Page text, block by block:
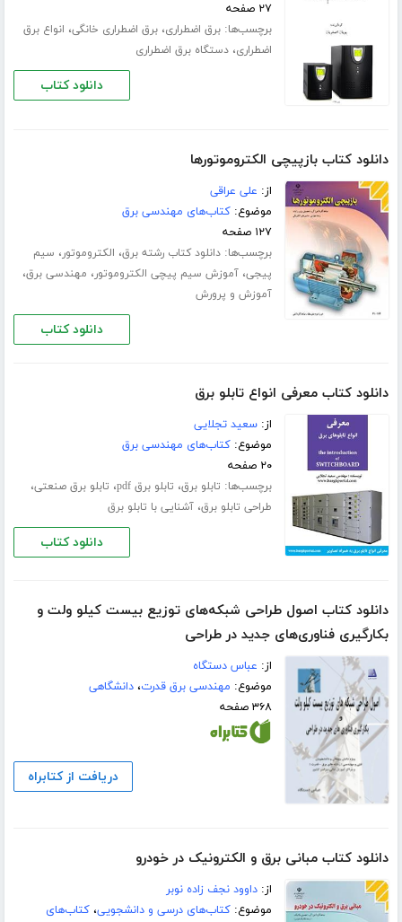
۲۷ صفحه
برچسب‌ها:برق اضطراری،برق اضطراری خانگی، انواع برق
اضطراری،دستگاه برق اضطراری
دانلود کتاب
دانلود کتاب بازپیچی الکتروموتورها
از: على عراقى
موضوع:کتاب‌های مهندسی برق
۱۲۷ صفحه
برچسب‌ها:دانلود کتاب رشته برق، الکتروموتور، سیم
پیجی،آموزش سیم پیچی الکتروموتور، مهندسی برق،
آموزش و پرورش
دانلود کتاب
دانلود کتاب معرفی انواع تابلو برق
از:سعید تجلایی
موضوع:کتاب‌های مهندسی برق
۲۰ صفحه
برچسب‌ها: تابلو برق، تابلو برق pdf ، تابلو برق صنعتی،
طراحی تابلو برق،آشنایی با تابلو برق
دانلود کتاب
دانلود کتاب اصول طراحی شبکه‌های توزیع بیست کیلو ولت و
بکارگیری فناوری‌های جدید در طراحی
از: عباس دستگاه
موضوع: مهندسی برق قدرت،دانشگاهی
۳۶۸ صفحه
دریافت از کتابراه
دانلود کتاب مبانی برق و الکترونیک در خودرو
از:داوود نجف زاده نوبر
موضوع:کتاب‌های درسی و دانشجویی،کتاب‌های